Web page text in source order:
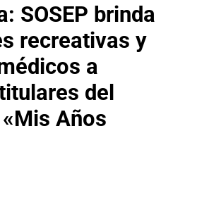
Boletín
Prácticas
SOSEP brinda
recreativas y
a
del
Años